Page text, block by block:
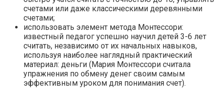
счетами или даже классическими деревянными
счетами;
использовать элемент метода Монтессори:
известный педагог успешно научил детей 3-6 лет
считать, независимо от их начальных навыков,
используя наиболее наглядный практический
материал: деньги (Мария Монтессори считала
упражнения по обмену денег своим самым
эффективным уроком для понимания счет).